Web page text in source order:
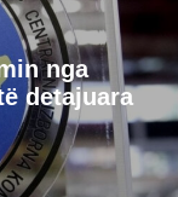
nga
detajuara